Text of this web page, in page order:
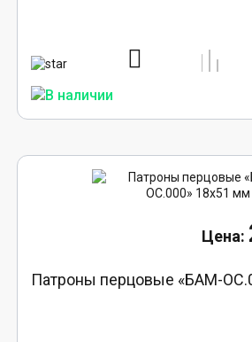
Патроны перцовые «БАМ-